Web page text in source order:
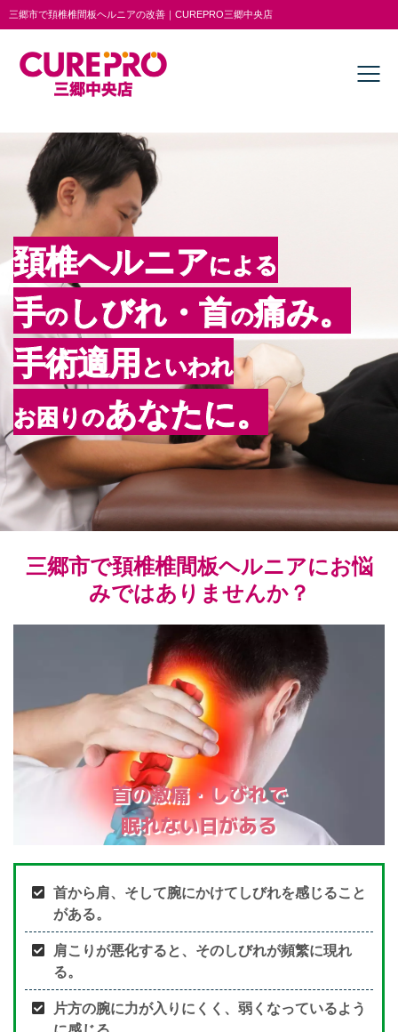
三郷市で頚椎椎間板ヘルニアの改善｜CUREPRO三郷中央店
頚椎ヘルニアによる
手のしびれ・首の痛み。
手術適用といわれ
お困りのあなたに。
三郷市で頚椎椎間板ヘルニアにお悩
みではありませんか？
首の激痛・しびれで
眠れない日がある
首から肩、そして腕にかけてしびれを感じること
がある。
肩こりが悪化すると、そのしびれが頻繁に現れ
る。
片方の腕に力が入りにくく、弱くなっているよう